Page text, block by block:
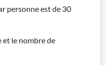
personne est de 30
et le nombre de